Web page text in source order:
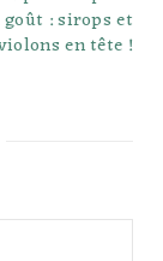
: sirops et
en tête !